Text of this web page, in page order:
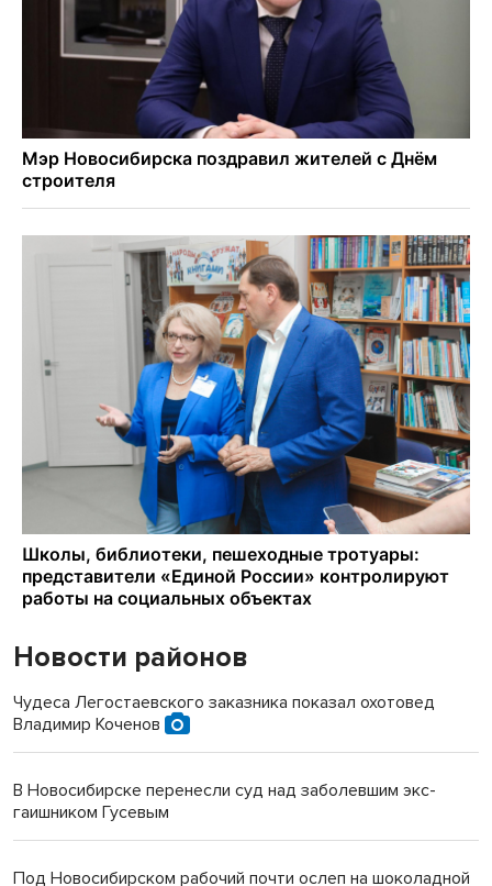
Новости районов
Чудеса Легостаевского заказника показал охотовед
Владимир Коченов
В Новосибирске перенесли суд над заболевшим экс-
гаишником Гусевым
Под Новосибирском рабочий почти ослеп на шоколадной